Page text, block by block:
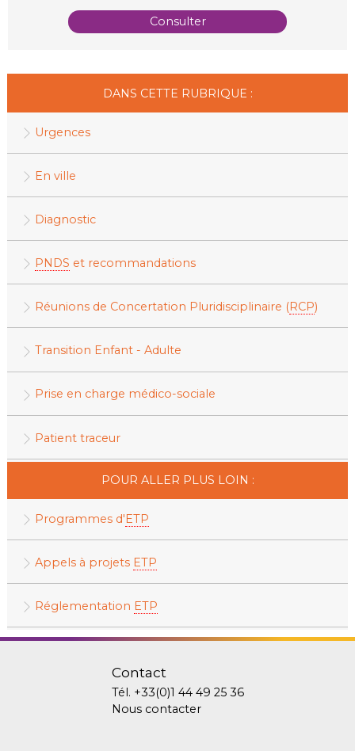
Consulter
DANS CETTE RUBRIQUE :
Urgences
En ville
Diagnostic
PNDS et recommandations
Réunions de Concertation Pluridisciplinaire (RCP)
Transition Enfant - Adulte
Prise en charge médico-sociale
Patient traceur
POUR ALLER PLUS LOIN :
Programmes d'ETP
Appels à projets ETP
Réglementation ETP
Contact
Tél. +33(0)1 44 49 25 36
Nous contacter